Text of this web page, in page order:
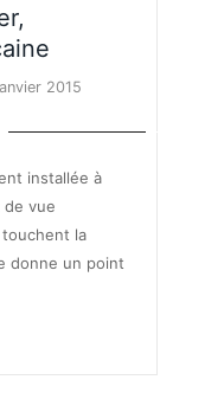
2015
installée à
de vue
touchent la
donne un point